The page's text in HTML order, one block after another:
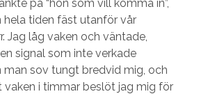
på “hon som vill komma in”,
hela tiden fäst utanför vår
Jag låg vaken och väntade,
signal som inte verkade
man sov tungt bredvid mig, och
vaken i timmar beslöt jag mig för